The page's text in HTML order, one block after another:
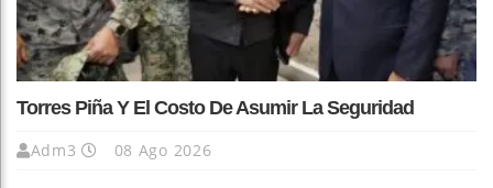
Torres Piña Y El Costo De Asumir La Seguridad
Adm3 08 Ago 2026